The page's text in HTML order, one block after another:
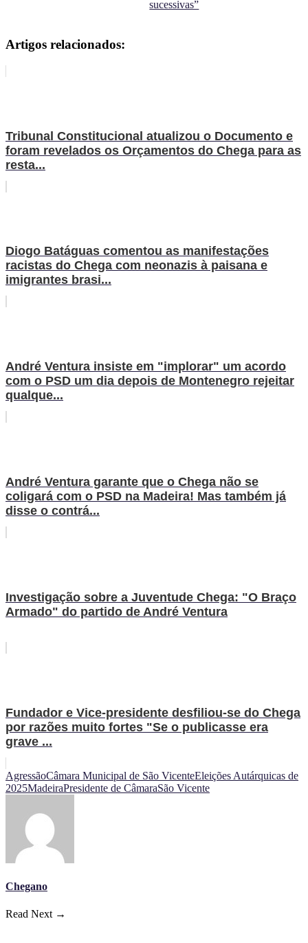
sucessivas”
Artigos relacionados:
Tribunal Constitucional atualizou o Documento e
foram revelados os Orçamentos do Chega para as
resta...
Diogo Batáguas comentou as manifestações
racistas do Chega com neonazis à paisana e
imigrantes brasi...
André Ventura insiste em "implorar" um acordo
com o PSD um dia depois de Montenegro rejeitar
qualque...
André Ventura garante que o Chega não se
coligará com o PSD na Madeira! Mas também já
disse o contrá...
Investigação sobre a Juventude Chega: "O Braço
Armado" do partido de André Ventura
Fundador e Vice-presidente desfiliou-se do Chega
por razões muito fortes "Se o publicasse era
grave ...
AgressãoCâmara Municipal de São VicenteEleições Autárquicas de
2025MadeiraPresidente de CâmaraSão Vicente
Chegano
Read Next →